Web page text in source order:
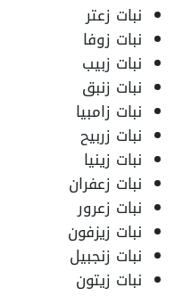
نبات زعتر
نبات زوفا
نبات زبيب
نبات زنبق
نبات زامبيا
نبات زربيح
نبات زينيا
نبات زعفران
نبات زعرور
نبات زيزفون
نبات زنجبيل
نبات زيتون